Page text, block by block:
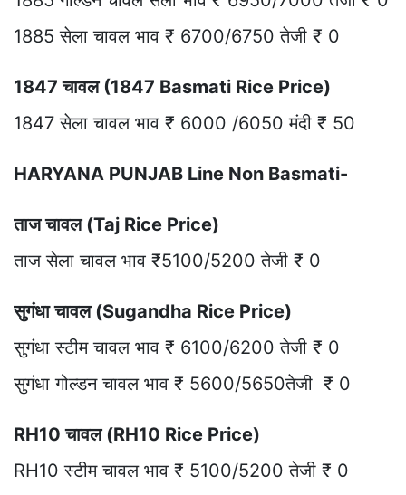
1885 सेला चावल भाव ₹ 6700/6750 तेजी ₹ 0
1847 चावल (1847 Basmati Rice Price)
1847 सेला चावल भाव ₹ 6000 /6050 मंदी ₹ 50
HARYANA PUNJAB Line Non Basmati-
ताज चावल (Taj Rice Price)
ताज सेला चावल भाव ₹5100/5200 तेजी ₹ 0
सुगंधा चावल (Sugandha Rice Price)
सुगंधा स्टीम चावल भाव ₹ 6100/6200 तेजी ₹ 0
सुगंधा गोल्डन चावल भाव ₹ 5600/5650तेजी ₹ 0
RH10 चावल (RH10 Rice Price)
RH10 स्टीम चावल भाव ₹ 5100/5200 तेजी ₹ 0